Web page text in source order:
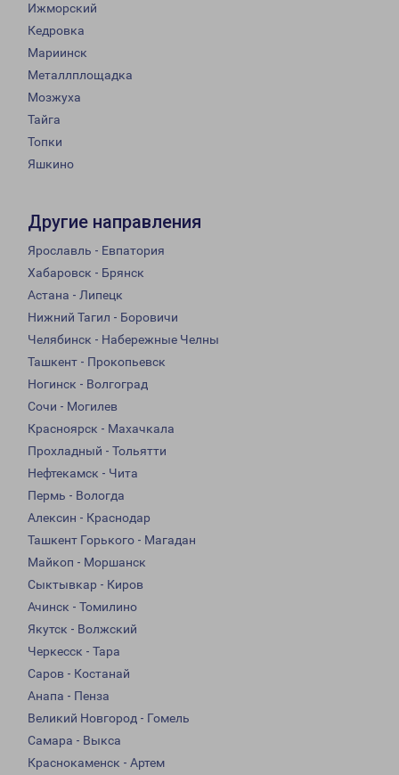
Ижморский
Кедровка
Мариинск
Металлплощадка
Мозжуха
Тайга
Топки
Яшкино
Другие направления
Ярославль - Евпатория
Хабаровск - Брянск
Астана - Липецк
Нижний Тагил - Боровичи
Челябинск - Набережные Челны
Ташкент - Прокопьевск
Ногинск - Волгоград
Сочи - Могилев
Красноярск - Махачкала
Прохладный - Тольятти
Нефтекамск - Чита
Пермь - Вологда
Алексин - Краснодар
Ташкент Горького - Магадан
Майкоп - Моршанск
Сыктывкар - Киров
Ачинск - Томилино
Якутск - Волжский
Черкесск - Тара
Саров - Костанай
Анапа - Пенза
Великий Новгород - Гомель
Самара - Выкса
Краснокаменск - Артем